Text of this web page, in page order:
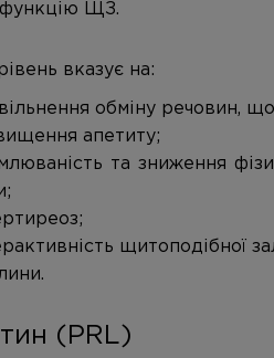
ЩЗ.
вказує на:
обміну речовин,
апетиту;
та зниження
щитоподібної
(PRL)